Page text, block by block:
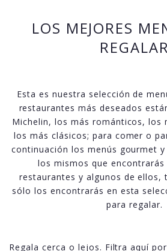
LOS MEJORES
REGALAR
Esta es nuestra selección de
restaurantes más deseados
Michelin, los más románticos, los
los más clásicos; para comer o
continuación los menús gourmet
los mismos que
restaurantes y algunos de ellos,
sólo los encontrarás en esta
para regalar.
Regala cerca o lejos. Filtra aquí